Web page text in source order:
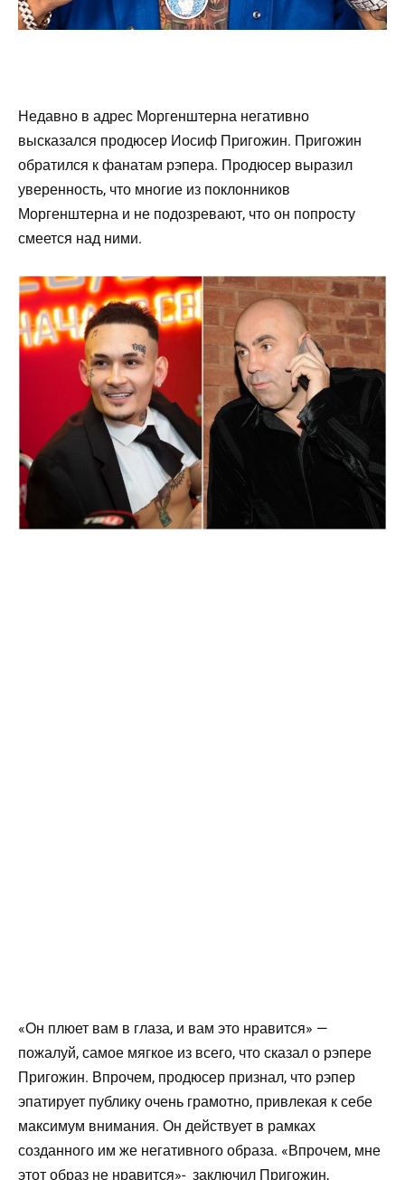
Недавно в адрес Моргенштерна негативно
высказался продюсер Иосиф Пригожин. Пригожин
обратился к фанатам рэпера. Продюсер выразил
уверенность, что многие из поклонников
Моргенштерна и не подозревают, что он попросту
смеется над ними.
«Он плюет вам в глаза, и вам это нравится» —
пожалуй, самое мягкое из всего, что сказал о рэпере
Пригожин. Впрочем, продюсер признал, что рэпер
эпатирует публику очень грамотно, привлекая к себе
максимум внимания. Он действует в рамках
созданного им же негативного образа. «Впрочем, мне
этот образ не нравится»- заключил Пригожин,